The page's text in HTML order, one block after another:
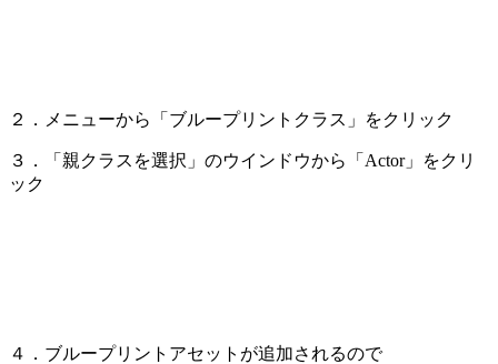
２．メニューから「ブループリントクラス」をクリック
３．「親クラスを選択」のウインドウから「Actor」をクリ
ック
４．ブループリントアセットが追加されるので